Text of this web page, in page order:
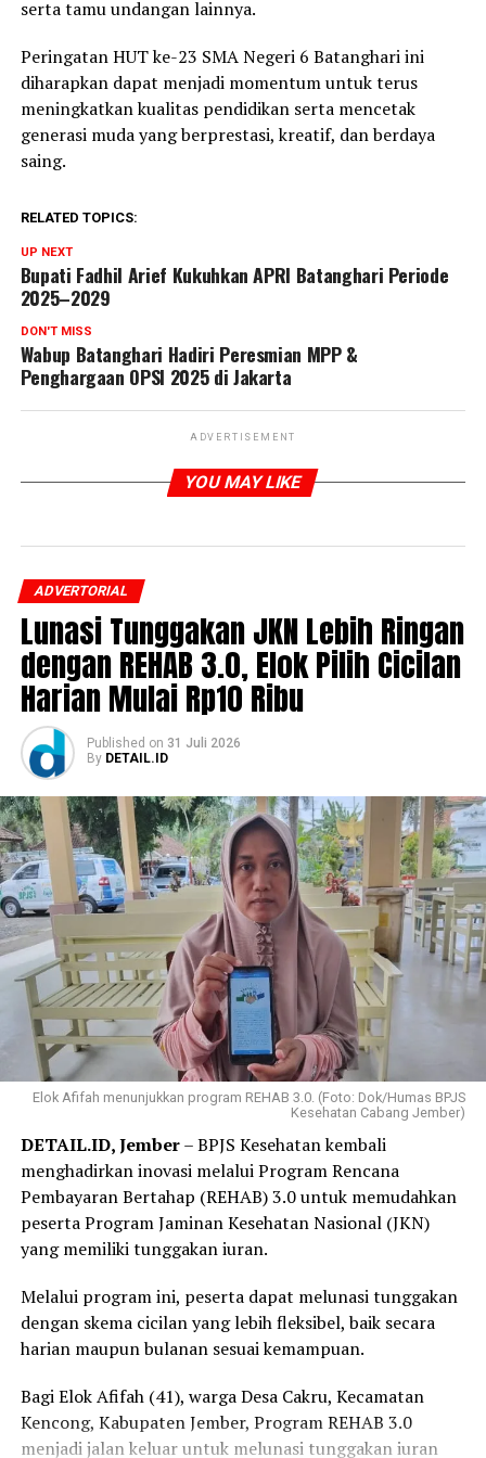
serta tamu undangan lainnya.
Peringatan HUT ke-23 SMA Negeri 6 Batanghari ini
diharapkan dapat menjadi momentum untuk terus
meningkatkan kualitas pendidikan serta mencetak
generasi muda yang berprestasi, kreatif, dan berdaya
saing.
RELATED TOPICS:
UP NEXT
Bupati Fadhil Arief Kukuhkan APRI Batanghari Periode
2025–2029
DON'T MISS
Wabup Batanghari Hadiri Peresmian MPP &
Penghargaan OPSI 2025 di Jakarta
ADVERTISEMENT
YOU MAY LIKE
ADVERTORIAL
Lunasi Tunggakan JKN Lebih Ringan
dengan REHAB 3.0, Elok Pilih Cicilan
Harian Mulai Rp10 Ribu
Published on 31 Juli 2026
By DETAIL.ID
Elok Afifah menunjukkan program REHAB 3.0. (Foto: Dok/Humas BPJS
Kesehatan Cabang Jember)
DETAIL.ID, Jember– BPJS Kesehatan kembali
menghadirkan inovasi melalui Program Rencana
Pembayaran Bertahap (REHAB) 3.0 untuk memudahkan
peserta Program Jaminan Kesehatan Nasional (JKN)
yang memiliki tunggakan iuran.
Melalui program ini, peserta dapat melunasi tunggakan
dengan skema cicilan yang lebih fleksibel, baik secara
harian maupun bulanan sesuai kemampuan.
Bagi Elok Afifah (41), warga Desa Cakru, Kecamatan
Kencong, Kabupaten Jember, Program REHAB 3.0
menjadi jalan keluar untuk melunasi tunggakan iuran